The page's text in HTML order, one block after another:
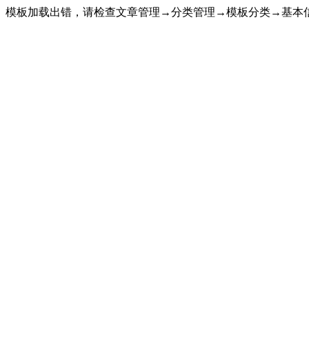
模板加载出错，请检查文章管理→分类管理→模板分类→基本